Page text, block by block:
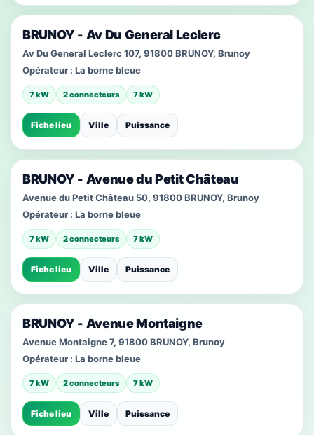
BRUNOY - Av Du General Leclerc
Av Du General Leclerc 107, 91800 BRUNOY, Brunoy
Opérateur : La borne bleue
7 kW 2 connecteurs 7 kW
Fiche lieu Ville Puissance
BRUNOY - Avenue du Petit Château
Avenue du Petit Château 50, 91800 BRUNOY, Brunoy
Opérateur : La borne bleue
7 kW 2 connecteurs 7 kW
Fiche lieu Ville Puissance
BRUNOY - Avenue Montaigne
Avenue Montaigne 7, 91800 BRUNOY, Brunoy
Opérateur : La borne bleue
7 kW 2 connecteurs 7 kW
Fiche lieu Ville Puissance